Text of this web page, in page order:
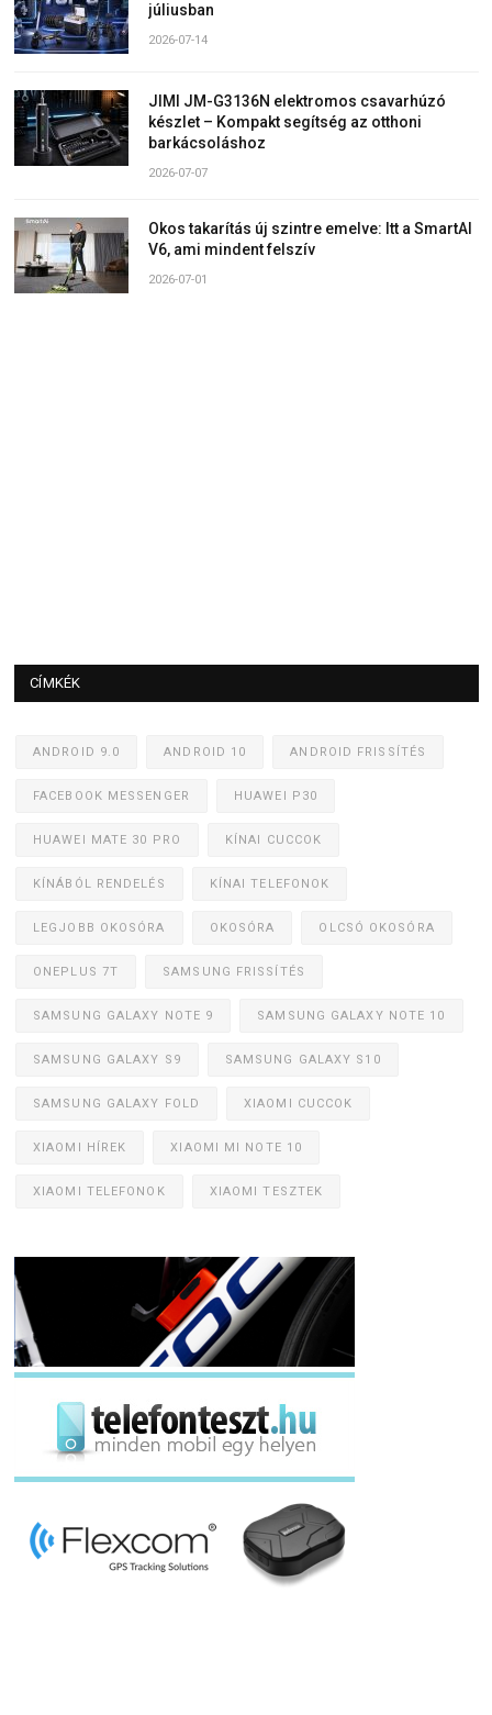
júliusban
2026-07-14
JIMI JM-G3136N elektromos csavarhúzó
készlet – Kompakt segítség az otthoni
barkácsoláshoz
2026-07-07
Okos takarítás új szintre emelve: Itt a SmartAI
V6, ami mindent felszív
2026-07-01
CÍMKÉK
ANDROID 9.0 ANDROID 10 ANDROID FRISSÍTÉS
FACEBOOK MESSENGER HUAWEI P30
HUAWEI MATE 30 PRO KÍNAI CUCCOK
KÍNÁBÓL RENDELÉS KÍNAI TELEFONOK
LEGJOBB OKOSÓRA OKOSÓRA OLCSÓ OKOSÓRA
ONEPLUS 7T SAMSUNG FRISSÍTÉS
SAMSUNG GALAXY NOTE 9 SAMSUNG GALAXY NOTE 10
SAMSUNG GALAXY S9 SAMSUNG GALAXY S10
SAMSUNG GALAXY FOLD XIAOMI CUCCOK
XIAOMI HÍREK XIAOMI MI NOTE 10
XIAOMI TELEFONOK XIAOMI TESZTEK